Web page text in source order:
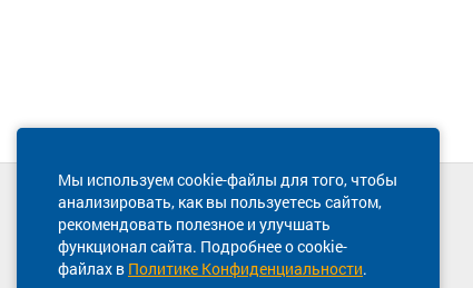
Мы используем cookie-файлы для того, чтобы
анализировать, как вы пользуетесь сайтом,
рекомендовать полезное и улучшать
функционал сайта. Подробнее о cookie-
файлах в Политике Конфиденциальности.
Техническая поддержка сайта
8 800 600-03-38